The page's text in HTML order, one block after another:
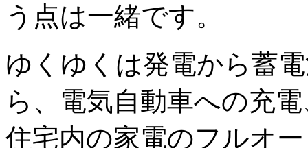
う点は一緒です。
ゆくゆくは発電から蓄
ら、電気自動車への充
住宅内の家電のフルオ